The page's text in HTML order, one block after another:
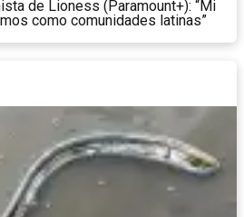
de Lioness (Paramount+): “Mi
como comunidades latinas”